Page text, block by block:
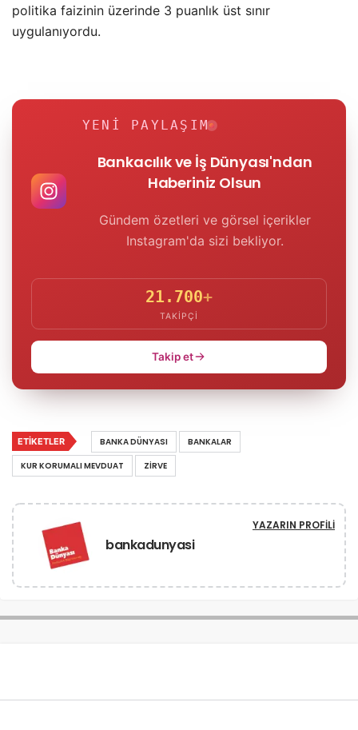
politika faizinin üzerinde 3 puanlık üst sınır
uygulanıyordu.
YENI PAYLAŞIM
Bankacılık ve İş Dünyası'ndan
Haberiniz Olsun
Gündem özetleri ve görsel içerikler
Instagram'da sizi bekliyor.
21.700+
TAKIPÇI
Takip et
ETIKETLER BANKA DÜNYASI
BANKALAR
KUR KORUMALI MEVDUAT
ZIRVE
bankadunyasi
YAZARIN PROFILI